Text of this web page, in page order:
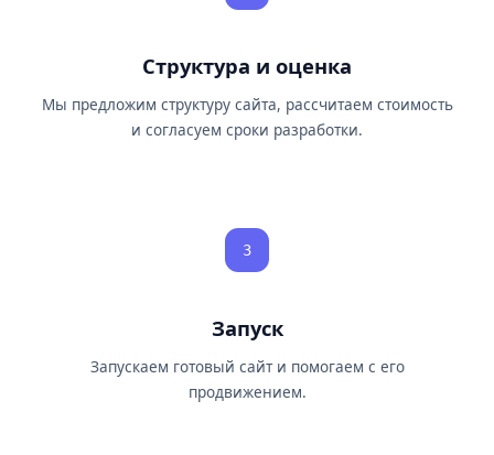
Структура и оценка
Мы предложим структуру сайта, рассчитаем стоимость
и согласуем сроки разработки.
3
Запуск
Запускаем готовый сайт и помогаем с его
продвижением.